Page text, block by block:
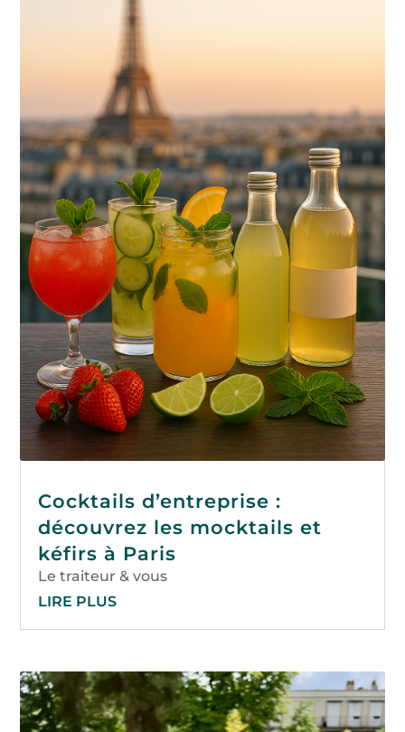
Cocktails d’entreprise :
découvrez les mocktails et
kéfirs à Paris
Le traiteur & vous
LIRE PLUS